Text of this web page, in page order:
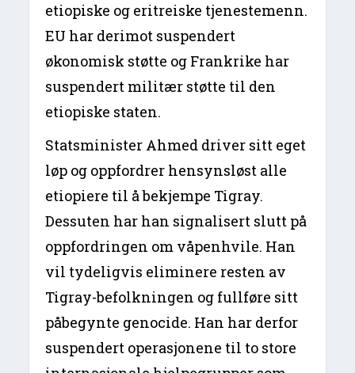
etiopiske og eritreiske tjenestemenn.
EU har derimot suspendert
økonomisk støtte og Frankrike har
suspendert militær støtte til den
etiopiske staten.
Statsminister Ahmed driver sitt eget
løp og oppfordrer hensynsløst alle
etiopiere til å bekjempe Tigray.
Dessuten har han signalisert slutt på
oppfordringen om våpenhvile. Han
vil tydeligvis eliminere resten av
Tigray-befolkningen og fullføre sitt
påbegynte genocide. Han har derfor
suspendert operasjonene til to store